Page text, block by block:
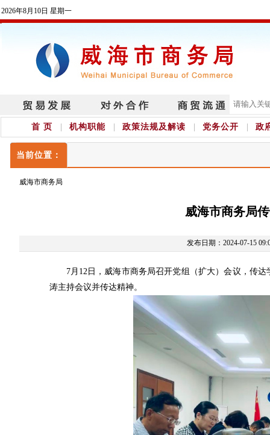
2026年8月10日 星期一
首 页 机构职能 政策法规及解读 党务公开 政
当前位置：
威海市商务局
威海市商务局
发布日期：2024-07-15
7月12日，威海市商务局召开党组（扩大）会议，传
涛主持会议并传达精神。